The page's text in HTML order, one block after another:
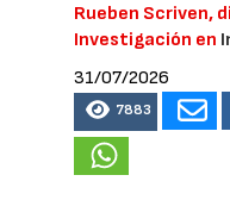
Rueben Scriven,
Investigación en
31/07/2026
7883